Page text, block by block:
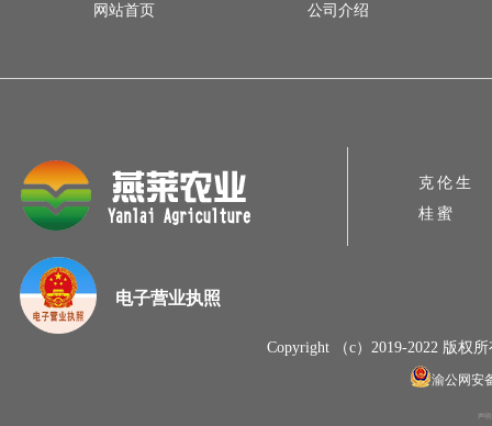
渝公网安
网站首页 公司介绍
克伦生
桂蜜
Copyright （c）2019-2022 版权
电子营业执照